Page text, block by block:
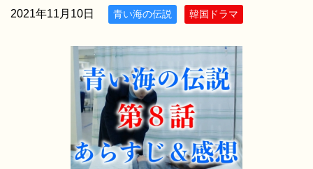
2021年11月10日 青い海の伝説 韓国ドラマ